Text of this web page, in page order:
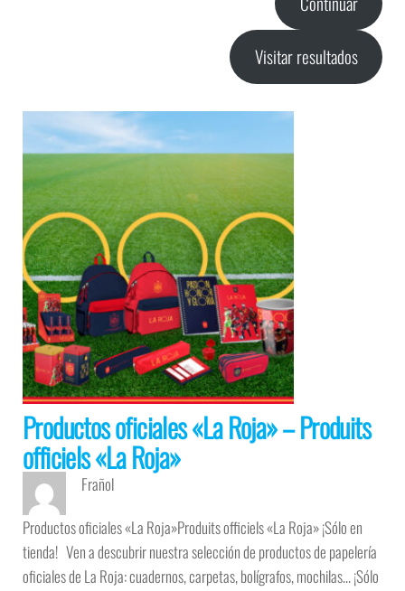
Visitar resultados
Productos oficiales «La Roja» – Produits
officiels «La Roja»
Frañol
Productos oficiales «La Roja»Produits officiels «La Roja» ¡Sólo en
tienda! Ven a descubrir nuestra selección de productos de papelería
oficiales de La Roja: cuadernos, carpetas, bolígrafos, mochilas… ¡Sólo